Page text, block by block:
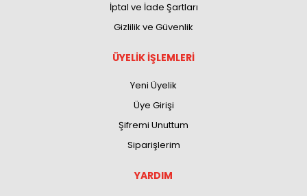
İptal ve İade Şartları
Gizlilik ve Güvenlik
ÜYELİK İŞLEMLERİ
Yeni Üyelik
Üye Girişi
Şifremi Unuttum
Siparişlerim
YARDIM